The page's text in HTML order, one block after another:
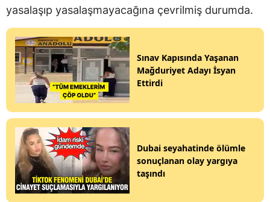
yasalaşıp yasalaşmayacağına çevrilmiş durumda.
Sınav Kapısında Yaşanan
Mağduriyet Adayı İsyan
Ettirdi
Dubai seyahatinde ölümle
sonuçlanan olay yargıya
taşındı